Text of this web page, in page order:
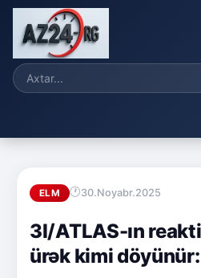
ELM 30.Noyabr.2025
3I/ATLAS-ın
ürək kimi